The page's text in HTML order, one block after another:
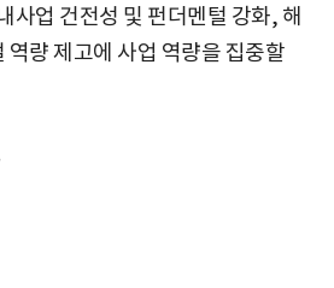
사업 건전성 및 펀더멘털 강화, 해
역량 제고에 사업 역량을 집중할